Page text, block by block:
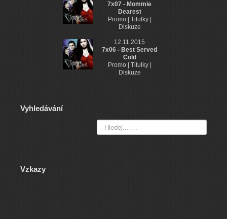
7x07 - Mommie
Dearest
Promo | Titulky |
Diskuze
12.11.2015
7x06 - Best Served
Cold
Promo | Titulky |
Diskuze
Vyhledávání
Vzkazy